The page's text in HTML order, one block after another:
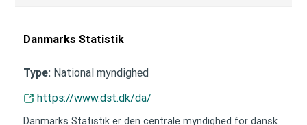
Danmarks Statistik
Type: National myndighed
https://www.dst.dk/da/
Danmarks Statistik er den centrale myndighed for dansk